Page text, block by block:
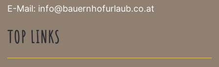
E-Mail: info@bauernhofurlaub.co.at
TOP LINKS